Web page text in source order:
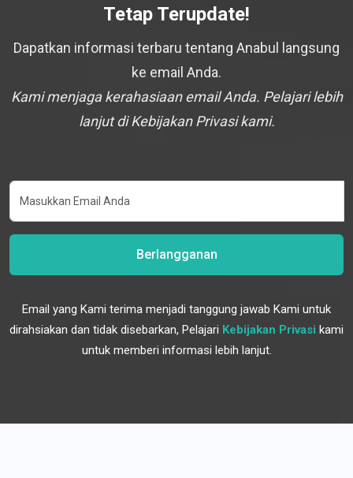
Tetap Terupdate!
Dapatkan informasi terbaru tentang Anabul langsung
ke email Anda.
Kami menjaga kerahasiaan email Anda. Pelajari lebih
lanjut di Kebijakan Privasi kami.
Berlangganan
Email yang Kami terima menjadi tanggung jawab Kami untuk
dirahsiakan dan tidak disebarkan, Pelajari Kebijakan Privasi kami
untuk memberi informasi lebih lanjut.